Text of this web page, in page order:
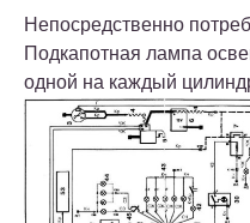
Непосредственно
Подкапотная лампа
одной на каждый